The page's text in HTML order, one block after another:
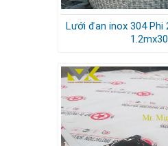
Lưới đan inox 304 Phi